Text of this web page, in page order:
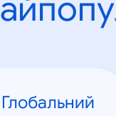
Глобальний